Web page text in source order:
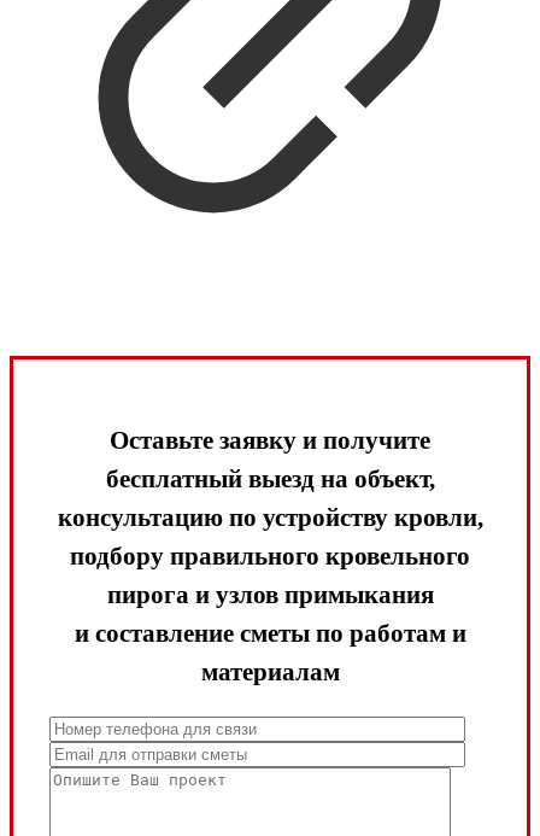
Оставьте заявку и получите
бесплатный выезд на объект,
консультацию по устройству кровли,
подбору правильного кровельного
пирога и узлов примыкания
и составление сметы по работам и
материалам